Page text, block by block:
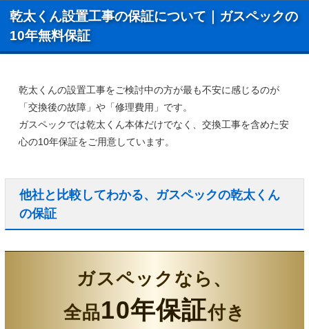
乾太くん設置工事の保証について｜ガスペックの
10年無料保証
乾太くんの設置工事をご検討中の方が最も不安に感じるのが
「交換後の故障」や「修理費用」です。
ガスペックでは乾太くん本体だけでなく、交換工事を含めた安
心の10年保証をご用意しています。
他社と比較してわかる、ガスペックの乾太くん
の保証
ガスペックなら、
全品10年保証付き